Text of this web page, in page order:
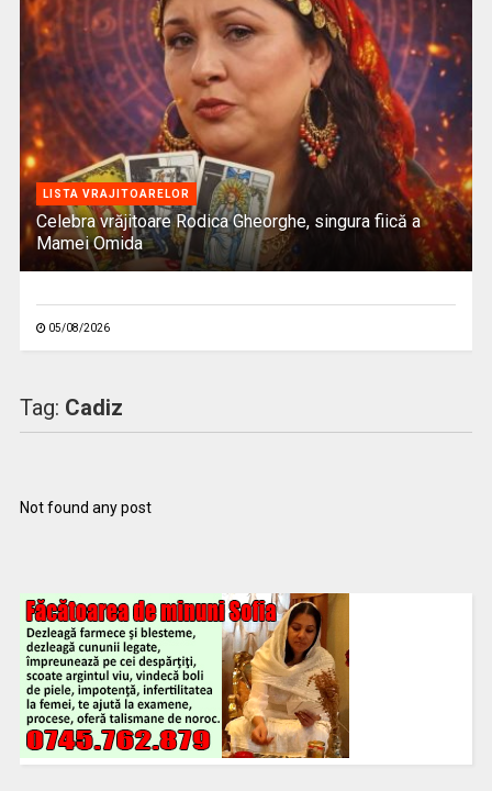
LISTA VRAJITOARELOR
Celebra vrăjitoare Rodica Gheorghe, singura fiică a
Mamei Omida
05/08/2026
Tag: Cadiz
Not found any post